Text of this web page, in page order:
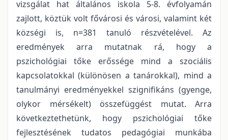
vizsgálat hat általános iskola 5-8. évfolyamán
zajlott, köztük volt fővárosi és városi, valamint két
községi is, n=381 tanuló részvételével. Az
eredmények arra mutatnak rá, hogy a
pszichológiai tőke erőssége mind a szociális
kapcsolatokkal (különösen a tanárokkal), mind a
tanulmányi eredményekkel szignifikáns (gyenge,
olykor mérsékelt) összefüggést mutat. Arra
következtethetünk, hogy pszichológiai tőke
fejlesztésének tudatos pedagógiai munkába